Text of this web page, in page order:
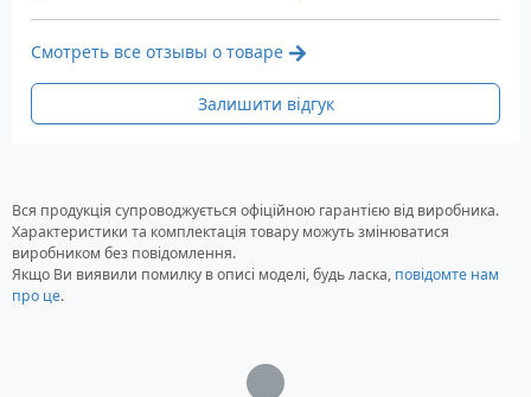
Смотреть все отзывы о товаре
Залишити відгук
Вся продукція супроводжується офіційною гарантією від виробника.
Характеристики та комплектація товару можуть змінюватися
виробником без повідомлення.
Якщо Ви виявили помилку в описі моделі, будь ласка, повідомте нам
про це.
Загрузка...